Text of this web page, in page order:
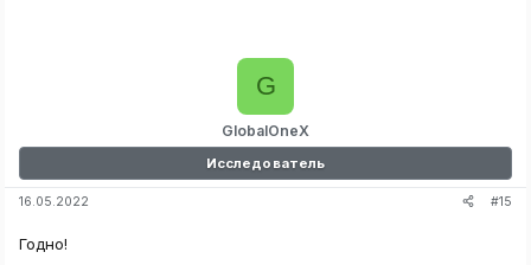
GlobalOneX
G
Исследователь
16.05.2022 #15
Годно!